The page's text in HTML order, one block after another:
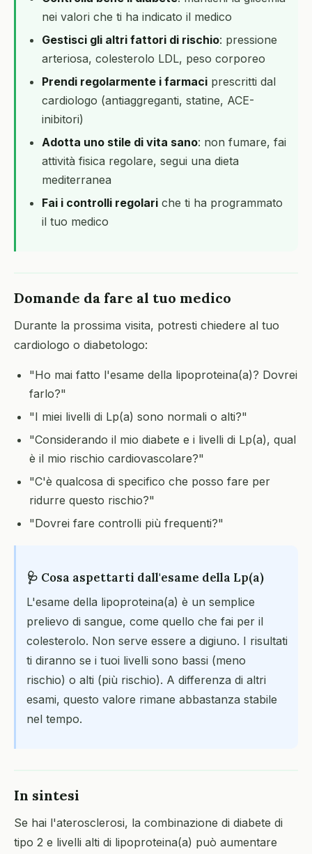
nei valori che ti ha indicato il medico
Gestisci gli altri fattori di rischio: pressione
arteriosa, colesterolo LDL, peso corporeo
Prendi regolarmente i farmaci prescritti dal
cardiologo (antiaggreganti, statine, ACE-
inibitori)
Adotta uno stile di vita sano: non fumare, fai
attività fisica regolare, segui una dieta
mediterranea
Fai i controlli regolari che ti ha programmato
il tuo medico
Domande da fare al tuo medico
Durante la prossima visita, potresti chiedere al tuo
cardiologo o diabetologo:
"Ho mai fatto l'esame della lipoproteina(a)? Dovrei
farlo?"
"I miei livelli di Lp(a) sono normali o alti?"
"Considerando il mio diabete e i livelli di Lp(a), qual
è il mio rischio cardiovascolare?"
"C'è qualcosa di specifico che posso fare per
ridurre questo rischio?"
"Dovrei fare controlli più frequenti?"
🩺 Cosa aspettarti dall'esame della Lp(a)
L'esame della lipoproteina(a) è un semplice
prelievo di sangue, come quello che fai per il
colesterolo. Non serve essere a digiuno. I risultati
ti diranno se i tuoi livelli sono bassi (meno
rischio) o alti (più rischio). A differenza di altri
esami, questo valore rimane abbastanza stabile
nel tempo.
In sintesi
Se hai l'aterosclerosi, la combinazione di diabete di
tipo 2 e livelli alti di lipoproteina(a) può aumentare